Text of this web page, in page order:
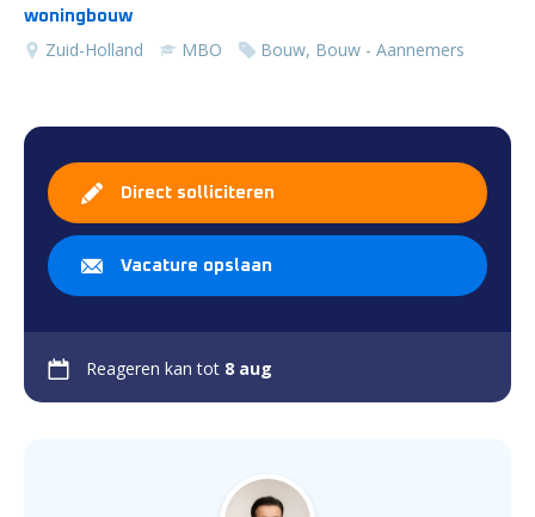
woningbouw
Zuid-Holland MBO Bouw, Bouw - Aannemers
Direct solliciteren
Vacature opslaan
Reageren kan tot 8 aug